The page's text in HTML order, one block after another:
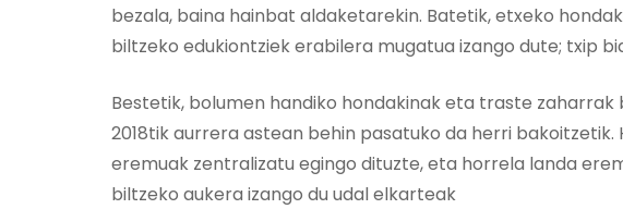
bezala, baina hainbat aldaketarekin. Batetik, etxeko
biltzeko edukiontziek erabilera mugatua izango dute; txip
Bestetik, bolumen handiko hondakinak eta traste zaharrak
2018tik aurrera astean behin pasatuko da herri
eremuak zentralizatu egingo dituzte, eta horrela landa
biltzeko aukera izango du udal elkarteak